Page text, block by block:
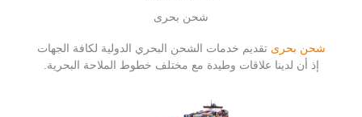
شحن بحرى
شحن بحرى تقديم خدمات الشحن البحري الدولية لكافة الجهات
إذ أن لدينا علاقات وطيدة مع مختلف خطوط الملاحة البحرية.